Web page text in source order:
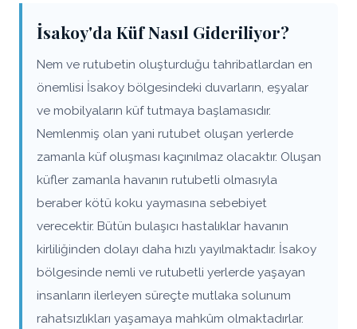
İsakoy'da Küf Nasıl Gideriliyor?
Nem ve rutubetin oluşturduğu tahribatlardan en
önemlisi İsakoy bölgesindeki duvarların, eşyalar
ve mobilyaların küf tutmaya başlamasıdır.
Nemlenmiş olan yani rutubet oluşan yerlerde
zamanla küf oluşması kaçınılmaz olacaktır. Oluşan
küfler zamanla havanın rutubetli olmasıyla
beraber kötü koku yaymasına sebebiyet
verecektir. Bütün bulaşıcı hastalıklar havanın
kirliliğinden dolayı daha hızlı yayılmaktadır. İsakoy
bölgesinde nemli ve rutubetli yerlerde yaşayan
insanların ilerleyen süreçte mutlaka solunum
rahatsızlıkları yaşamaya mahkûm olmaktadırlar.